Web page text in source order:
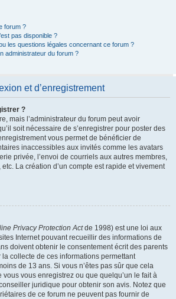
forum ?
pas disponible ?
les questions légales concernant ce forum ?
administrateur du forum ?
et d’enregistrement
?
mais l’administrateur du forum peut avoir
soit nécessaire de s’enregistrer pour poster des
vous permet de bénéficier de
inaccessibles aux invités comme les avatars
privée, l’envoi de courriels aux autres membres,
etc. La création d’un compte est rapide et vivement
Privacy Protection Actde 1998) est une loi aux
Internet pouvant recueillir des informations de
doivent obtenir le consentement écrit des parents
la collecte de ces informations permettant
de 13 ans. Si vous n’êtes pas sûr que cela
vous vous enregistrez ou que quelqu’un le fait à
juridique pour obtenir son avis. Notez que
de ce forum ne peuvent pas fournir de